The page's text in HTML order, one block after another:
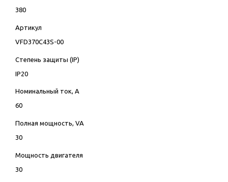
380
Артикул
VFD370C43S-00
Степень защиты (IP)
IP20
Номинальный ток, А
60
Полная мощность, VA
30
Мощность двигателя
30